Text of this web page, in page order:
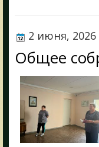
2 июня, 2026
Общее